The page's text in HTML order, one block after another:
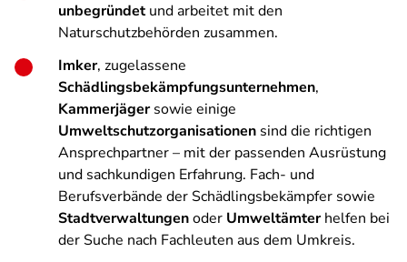
unbegründetund arbeitet mit den
Naturschutzbehörden zusammen.
Imker, zugelassene
Schädlingsbekämpfungsunternehmen,
Kammerjägersowie einige
Umweltschutzorganisationen sind die richtigen
Ansprechpartner – mit der passenden Ausrüstung
und sachkundigen Erfahrung. Fach- und
Berufsverbände der Schädlingsbekämpfer sowie
Stadtverwaltungenoder Umweltämterhelfen bei
der Suche nach Fachleuten aus dem Umkreis.